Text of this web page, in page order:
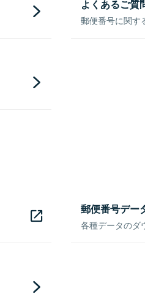
よくあるご質
郵便番号に関す
郵便番号デー
各種データのダ